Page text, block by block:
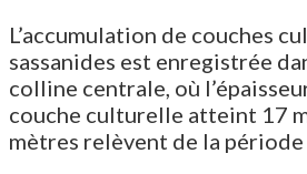
L’accumulation de couches
sassanides est enregistrée
colline centrale, où
couche culturelle atteint 17
mètres relèvent de la période